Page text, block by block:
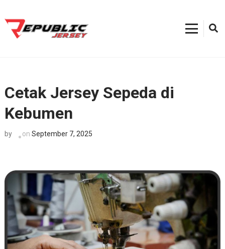
to
content
Kostum Sepeda
0812-8382-6858, Toko Kostum Terdekat, Tempat Buat Jersey Bekasi
Cetak Jersey Sepeda di
Kebumen
by on September 7, 2025